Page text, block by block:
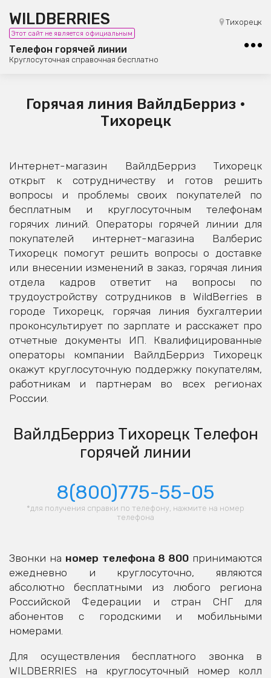
WILDBERRIES
Этот сайт не является официальным
Телефон горячей линии
Круглосуточная справочная бесплатно
Тихорецк
8 (800) 101-42-23
Бесплатная юридическая консультация
Горячая линия ВайлдБерриз •
Тихорецк
Интернет-магазин ВайлдБерриз Тихорецк
открыт к сотрудничеству и готов решить
вопросы и проблемы своих покупателей по
бесплатным и круглосуточным телефонам
горячих линий. Операторы горячей линии для
покупателей интернет-магазина Валберис
Тихорецк помогут решить вопросы о доставке
или внесении изменений в заказ, горячая линия
отдела кадров ответит на вопросы по
трудоустройству сотрудников в WildBerries в
городе Тихорецк, горячая линия бухгалтерии
проконсультирует по зарплате и расскажет про
отчетные документы ИП. Квалифицированные
операторы компании ВайлдБерриз Тихорецк
окажут круглосуточную поддержку покупателям,
работникам и партнерам во всех регионах
России.
ВайлдБерриз Тихорецк Телефон
горячей линии
8(800)775-55-05
*для получения справки по телефону, нажмите на номер
телефона
Звонки на номер телефона 8 800принимаются
ежедневно и круглосуточно, являются
абсолютно бесплатными из любого региона
Российской Федерации и стран СНГ для
абонентов с городскими и мобильными
номерами.
Для осуществления бесплатного звонка в
WILDBERRIES на круглосуточный номер колл